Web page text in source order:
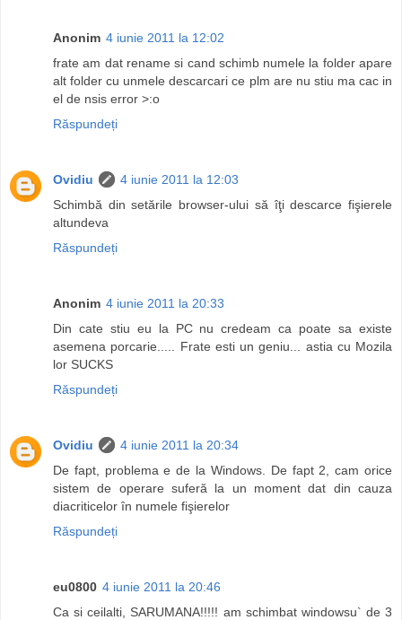
Anonim 4 iunie 2011 la 12:02
frate am dat rename si cand schimb numele la folder apare
alt folder cu unmele descarcari ce plm are nu stiu ma cac in
el de nsis error >:o
Răspundeți
Ovidiu
4 iunie 2011 la 12:03
Schimbă din setările browser-ului să îţi descarce fişierele
altundeva
Răspundeți
Anonim 4 iunie 2011 la 20:33
Din cate stiu eu la PC nu credeam ca poate sa existe
asemena porcarie..... Frate esti un geniu... astia cu Mozila
lor SUCKS
Răspundeți
Ovidiu
4 iunie 2011 la 20:34
De fapt, problema e de la Windows. De fapt 2, cam orice
sistem de operare suferă la un moment dat din cauza
diacriticelor în numele fişierelor
Răspundeți
eu0800 4 iunie 2011 la 20:46
Ca si ceilalti, SARUMANA!!!!! am schimbat windowsu` de 3